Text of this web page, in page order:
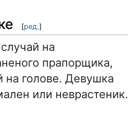
[ред.]
на
прапорщика,
на голове. Девушка
или неврастеник.